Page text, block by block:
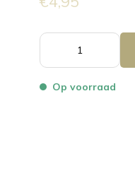
Op voorraad